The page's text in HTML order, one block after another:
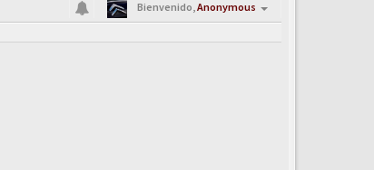
Bienvenido,Anonymous